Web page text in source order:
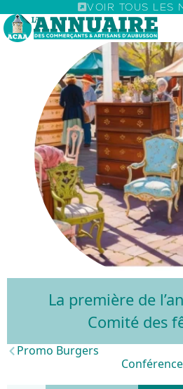
VOIR TOUS LES
Brocante
La première de
Comité des
Promo Burgers